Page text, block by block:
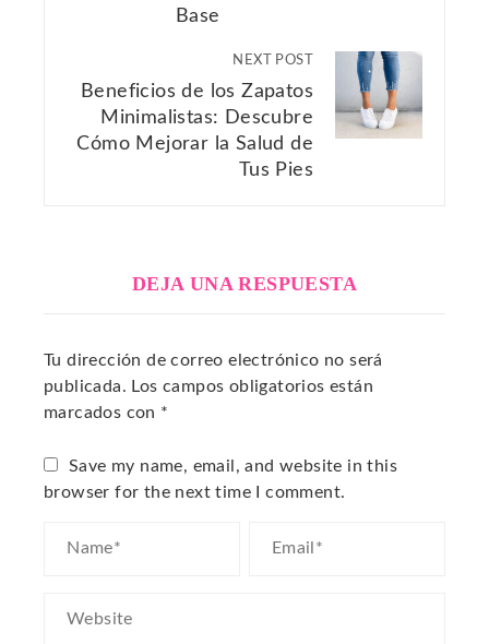
Base
NEXT POST
Beneficios de los Zapatos
Minimalistas: Descubre
Cómo Mejorar la Salud de
Tus Pies
DEJA UNA RESPUESTA
Tu dirección de correo electrónico no será
publicada. Los campos obligatorios están
marcados con *
Save my name, email, and website in this
browser for the next time I comment.